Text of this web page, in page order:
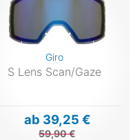
Giro
S Lens Scan/Gaze
ab 39,25 €
59,90 €